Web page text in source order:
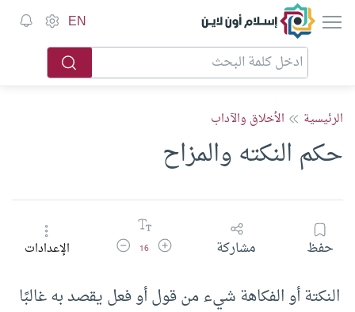
إسلام أون لاين EN
الرئيسية الأخلاق والآداب
حكم النكته والمزاح
حفظ مشاركة زيادة حجم الخط
16 تقليل حجم الخطالإعدادات
النكتة أو الفكاهة شيء من قول أو فعل يقصد به غالبًا